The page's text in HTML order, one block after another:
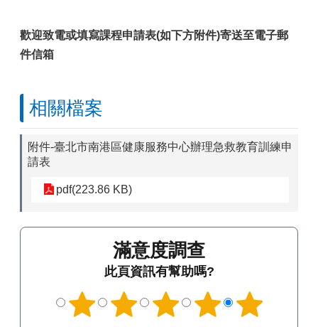
歡迎致電或填寫課程申請表(如下方附件)寄送至電子郵
件信箱
相關檔案
附件-臺北市南港區健康服務中心辦理急救教育訓練申
請表
pdf(223.86 KB)
滿意度調查
此頁資訊有幫助嗎?